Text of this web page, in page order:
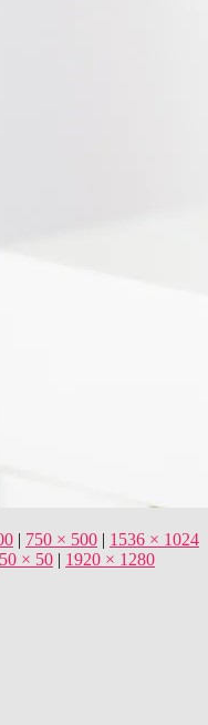
| 750 × 500 | 1536 × 1024
50 × 50 | 1920 × 1280